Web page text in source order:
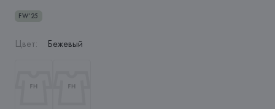
FW’25
Цвет: Бежевый